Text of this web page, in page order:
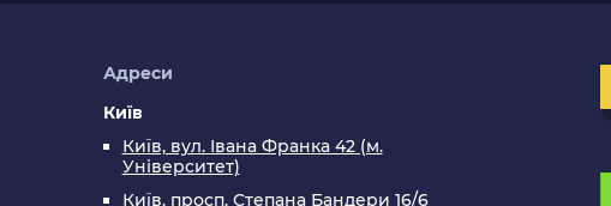
Адреси
Київ
Київ, вул. Івана Франка 42 (м.
Університет)
Київ, просп. Степана Бандери 16/6